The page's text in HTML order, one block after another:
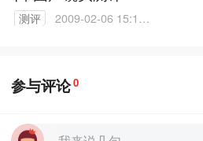
测评
2009-02-06 15:11:
参与评论0